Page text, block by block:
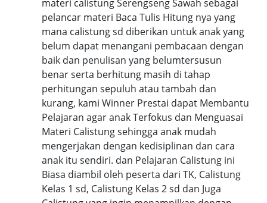
materi calistung Serengseng Sawah sebagai
pelancar materi Baca Tulis Hitung nya yang
mana calistung sd diberikan untuk anak yang
belum dapat menangani pembacaan dengan
baik dan penulisan yang belumtersusun
benar serta berhitung masih di tahap
perhitungan sepuluh atau tambah dan
kurang, kami Winner Prestai dapat Membantu
Pelajaran agar anak Terfokus dan Menguasai
Materi Calistung sehingga anak mudah
mengerjakan dengan kedisiplinan dan cara
anak itu sendiri. dan Pelajaran Calistung ini
Biasa diambil oleh peserta dari TK, Calistung
Kelas 1 sd, Calistung Kelas 2 sd dan Juga